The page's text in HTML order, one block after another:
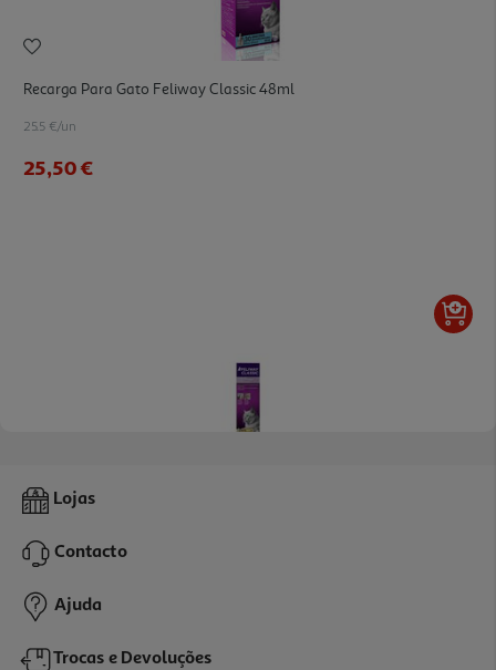
Recarga Para Gato Feliway Classic 48ml
25.5 €/un
25,50 €
Spray Para Gato Feliway Anti-Stress 60ml
26,85 €
Lojas
Contacto
Ajuda
Trocas e Devoluções